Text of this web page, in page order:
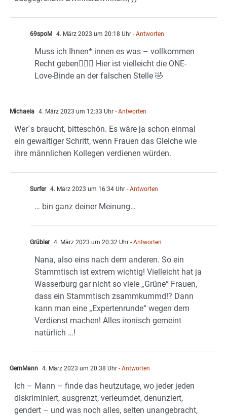
69spoM 4. März 2023 um 20:18 Uhr - Antworten
Muss ich Ihnen* innen es was – vollkommen
Recht geben👍🏿🌈 Hier ist vielleicht die ONE-
Love-Binde an der falschen Stelle 🤣
Michaela 4. März 2023 um 12:33 Uhr - Antworten
Wer´s braucht, bitteschön. Es wäre ja schon einmal
ein gewaltiger Schritt, wenn Frauen das Gleiche wie
ihre männlichen Kollegen verdienen würden.
Surfer 4. März 2023 um 16:34 Uhr - Antworten
… bin ganz deiner Meinung…
Grübler 4. März 2023 um 20:32 Uhr - Antworten
Nana, also eins nach dem anderen. So ein
Stammtisch ist extrem wichtig! Vielleicht hat ja
Wasserburg gar nicht so viele „Grüne“ Frauen,
dass ein Stammtisch zsammkummd!? Dann
kann man eine „Expertenrunde“ wegen dem
Verdienst machen! Alles ironisch gemeint
natürlich …!
GernMann 4. März 2023 um 20:38 Uhr - Antworten
Ich – Mann – finde das heutzutage, wo jeder jeden
diskriminiert, ausgrenzt, verleumdet, denunziert,
gendert – und was noch alles, selten unangebracht,